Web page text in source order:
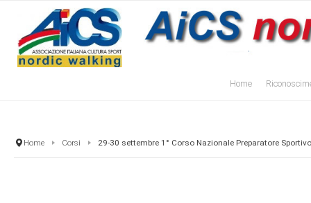
Home
Home Corsi 29-30 settembre 1° Corso Nazionale Preparatore